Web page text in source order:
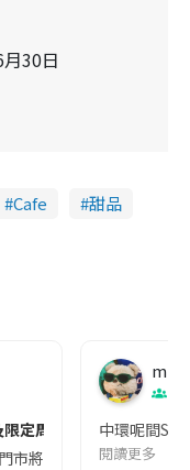
30日
Cafe
甜品
定周邊！
市將同步展開與Sanrio
中環呢間
閱讀更多